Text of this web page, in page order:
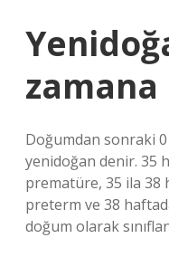
Doğumdan sonraki
yenidoğan denir. 35
prematüre, 35 ila 38
preterm ve 38
doğum olarak